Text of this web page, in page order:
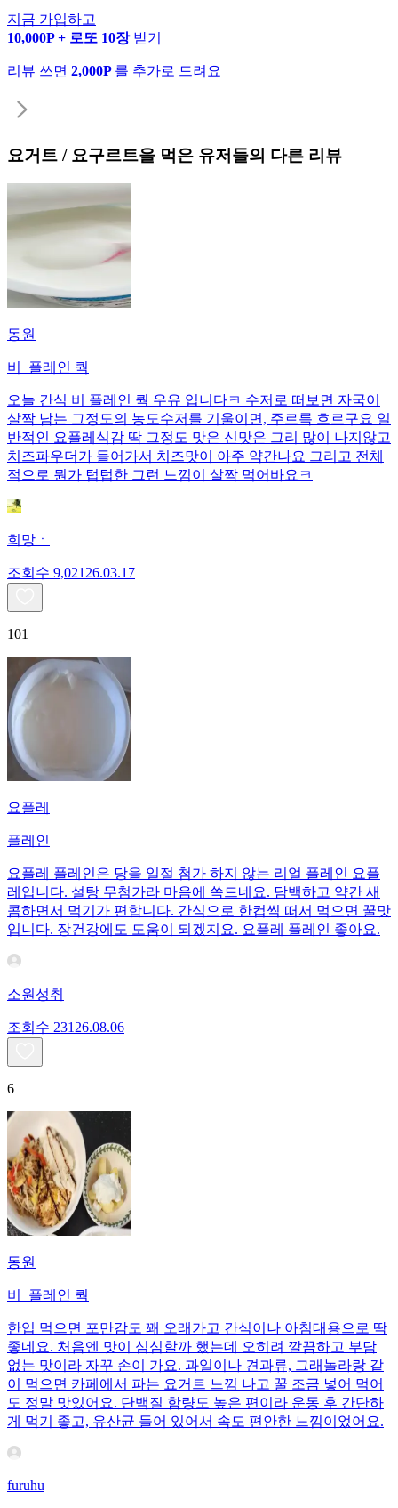
지금 가입하고
10,000P + 로또 10장 받기
리뷰 쓰면 2,000P 를 추가로 드려요
요거트 / 요구르트을 먹은 유저들의 다른 리뷰
동원
비_플레인 쿽
오늘 간식 비 플레인 쿽 우유 입니다ㅋ 수저로 떠보면 자국이
살짝 남는 그정도의 농도수저를 기울이면, 주르륵 흐르구요 일
반적인 요플레식감 딱 그정도 맛은 신맛은 그리 많이 나지않고
치즈파우더가 들어가서 치즈맛이 아주 약간나요 그리고 전체
적으로 뭔가 텁텁한 그런 느낌이 살짝 먹어바요ㅋ
희망ㆍ
조회수 9,021 26.03.17
101
요플레
플레인
요플레 플레인은 당을 일절 첨가 하지 않는 리얼 플레인 요플
레입니다. 설탕 무첨가라 마음에 쏙드네요. 담백하고 약간 새
콤하면서 먹기가 편합니다. 간식으로 한컵씩 떠서 먹으면 꿀맛
입니다. 장건강에도 도움이 되겠지요. 요플레 플레인 좋아요.
소원성취
조회수 231 26.08.06
6
동원
비_플레인 쿽
한입 먹으면 포만감도 꽤 오래가고 간식이나 아침대용으로 딱
좋네요. 처음엔 맛이 심심할까 했는데 오히려 깔끔하고 부담
없는 맛이라 자꾸 손이 가요. 과일이나 견과류, 그래놀라랑 같
이 먹으면 카페에서 파는 요거트 느낌 나고 꿀 조금 넣어 먹어
도 정말 맛있어요. 단백질 함량도 높은 편이라 운동 후 간단하
게 먹기 좋고, 유산균 들어 있어서 속도 편안한 느낌이었어요.
furuhu